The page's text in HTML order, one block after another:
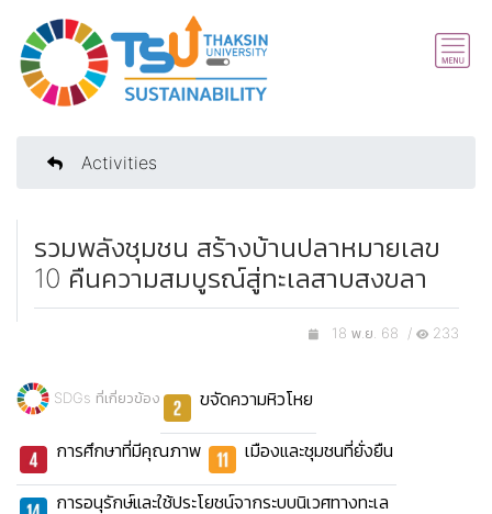
Activities
รวมพลังชุมชน สร้างบ้านปลาหมายเลข
10 คืนความสมบูรณ์สู่ทะเลสาบสงขลา
18 พ.ย. 68 / 233
SDGs ที่เกี่ยวข้อง ขจัดความหิวโหย
การศึกษาที่มีคุณภาพ เมืองและชุมชนที่ยั่งยืน
การอนุรักษ์และใช้ประโยชน์จากระบบนิเวศทางทะเล